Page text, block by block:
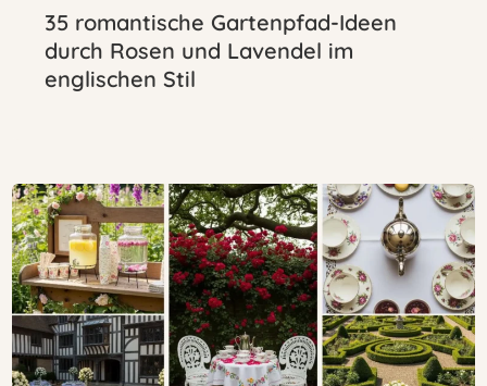
35 romantische Gartenpfad-Ideen
durch Rosen und Lavendel im
englischen Stil